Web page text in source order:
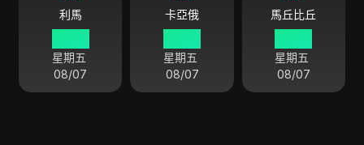
利馬
星期五
08/07
卡亞俄
星期五
08/07
馬丘比丘
星期五
08/07